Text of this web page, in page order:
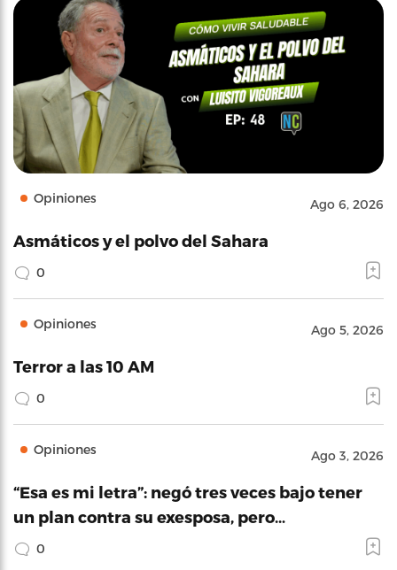
Opiniones Ago 6, 2026
Asmáticos y el polvo del Sahara
0
Opiniones Ago 5, 2026
Terror a las 10 AM
0
Opiniones Ago 3, 2026
“Esa es mi letra”: negó tres veces bajo tener
un plan contra su exesposa, pero…
0